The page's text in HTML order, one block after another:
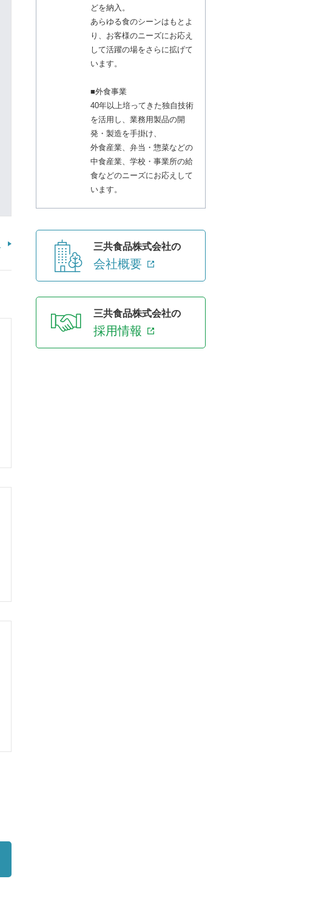
どを納入。
あらゆる食のシーンはもとよ
り、お客様のニーズにお応え
して活躍の場をさらに拡げて
います。
■外食事業
40年以上培ってきた独自技術
を活用し、業務用製品の開
発・製造を手掛け、
外食産業、弁当・惣菜などの
中食産業、学校・事業所の給
食などのニーズにお応えして
います。
三共食品株式会社の
会社概要
三共食品株式会社の
採用情報